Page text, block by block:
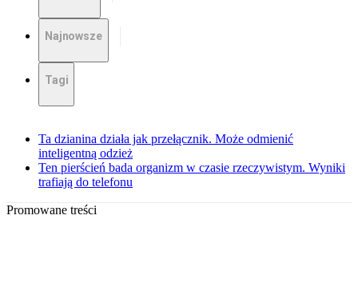
Najnowsze
Tagi
Ta dzianina działa jak przełącznik. Może odmienić
inteligentną odzież
Ten pierścień bada organizm w czasie rzeczywistym. Wyniki
trafiają do telefonu
Promowane treści